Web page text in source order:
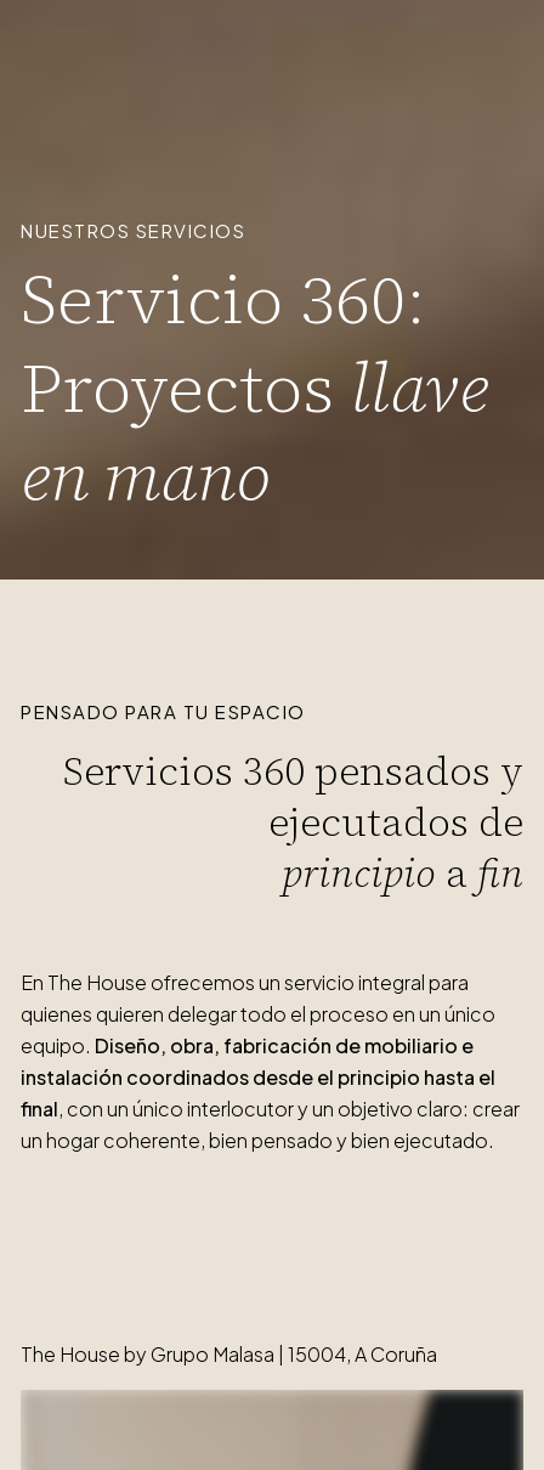
NUESTROS SERVICIOS
Servicio 360:
Proyectos llave
en mano
En The House ofrecemos un servicio integral para
quienes quieren delegar todo el proceso en un único
equipo. Diseño, obra, fabricación de mobiliario e
instalación coordinados desde el principio hasta el
final, con un único interlocutor y un objetivo claro: crear
un hogar coherente, bien pensado y bien ejecutado.
PENSADO PARA TU ESPACIO
Servicios 360 pensados y
ejecutados de
principio a fin
The House by Grupo Malasa | 15004, A Coruña